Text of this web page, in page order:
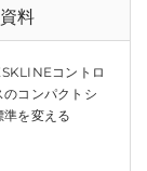
資料
コントロ
のコンパクトシ
準を変える